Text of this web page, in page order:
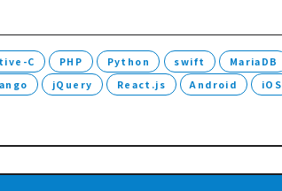
C PHP Python swift MariaDB
jQuery React.js Android
iOS